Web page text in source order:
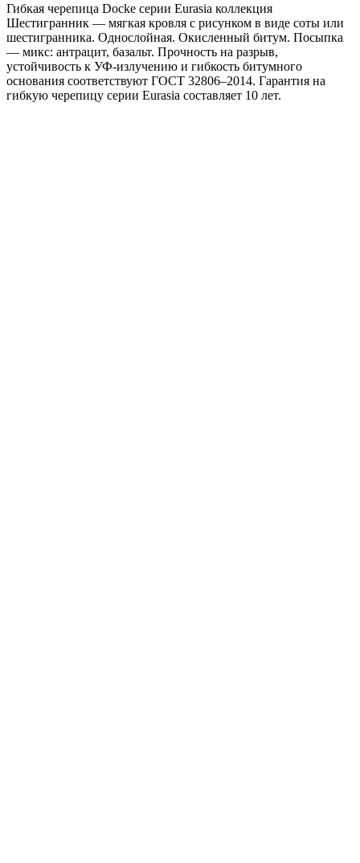
(3м2)
Гибкая черепица Docke серии Eurasia коллекция
Шестигранник — мягкая кровля с рисунком в виде соты или
шестигранника. Однослойная. Окисленный битум. Посыпка
— микс: антрацит, базальт. Прочность на разрыв,
устойчивость к УФ-излучению и гибкость битумного
основания соответствуют ГОСТ 32806–2014. Гарантия на
гибкую черепицу серии Eurasia составляет 10 лет.